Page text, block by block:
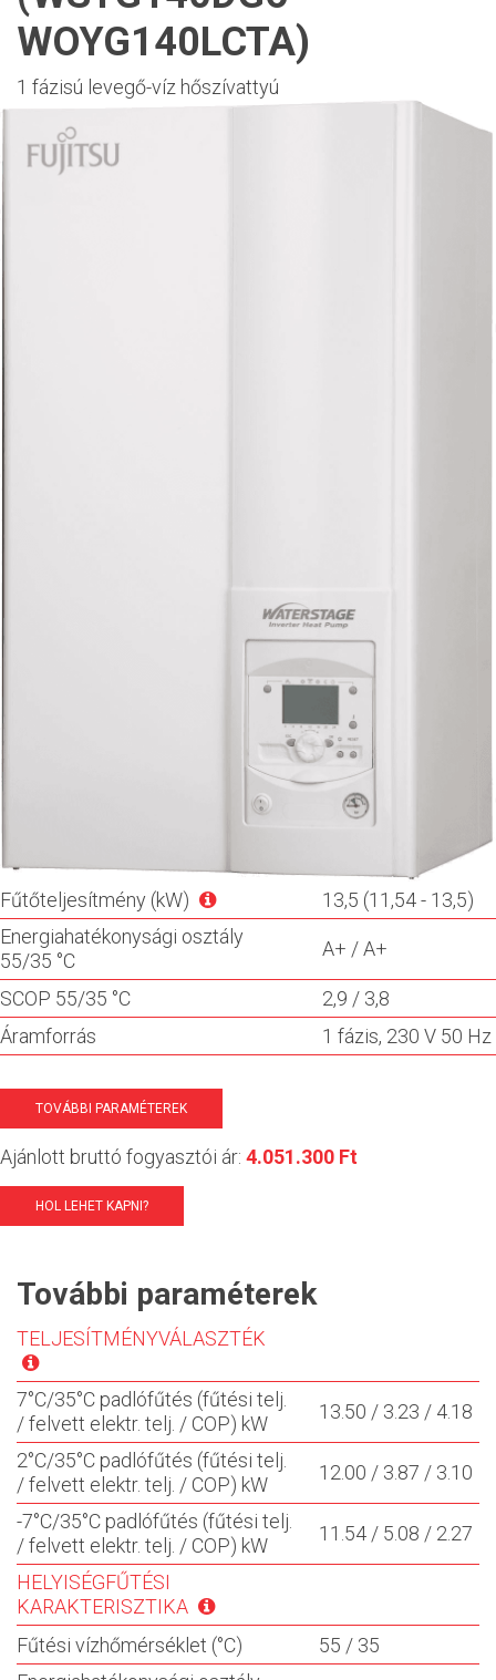
WOYG140LCTA)
1 fázisú levegő-víz hőszívattyú
Fűtőteljesítmény (kW)
13,5 (11,54 - 13,5)
Energiahatékonysági osztály
55/35 °C
A+ / A+
SCOP 55/35 °C
2,9 / 3,8
Áramforrás
1 fázis, 230 V 50 Hz
TOVÁBBI PARAMÉTEREK
Ajánlott bruttó fogyasztói ár: 4.051.300 Ft
HOL LEHET KAPNI?
További paraméterek
TELJESÍTMÉNYVÁLASZTÉK
7°C/35°C padlófűtés (fűtési telj.
/ felvett elektr. telj. / COP) kW
13.50 / 3.23 / 4.18
2°C/35°C padlófűtés (fűtési telj.
/ felvett elektr. telj. / COP) kW
12.00 / 3.87 / 3.10
-7°C/35°C padlófűtés (fűtési telj.
/ felvett elektr. telj. / COP) kW
11.54 / 5.08 / 2.27
HELYISÉGFŰTÉSI
KARAKTERISZTIKA
Fűtési vízhőmérséklet (°C)
55 / 35